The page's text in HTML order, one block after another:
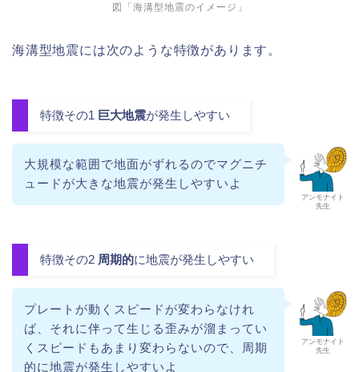
図「海溝型地震のイメージ」
海溝型地震には次のような特徴があります。
特徴その1 巨大地震が発生しやすい
アンモナイト
先生
大規模な範囲で地面がずれるのでマグニチ
ュードが大きな地震が発生しやすいよ
特徴その2 周期的に地震が発生しやすい
アンモナイト
先生
プレートが動くスピードが変わらなけれ
ば、それに伴って生じる歪みが溜まってい
くスピードもあまり変わらないので、周期
的に地震が発生しやすいよ